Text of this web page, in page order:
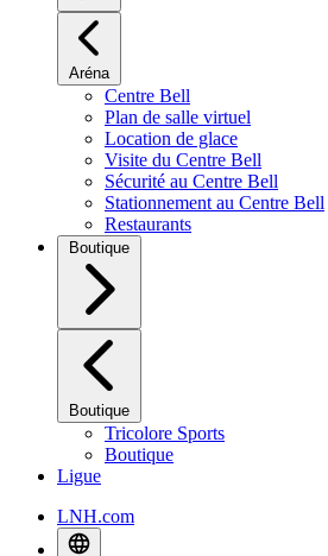
Aréna
Centre Bell
Plan de salle virtuel
Location de glace
Visite du Centre Bell
Sécurité au Centre Bell
Stationnement au Centre Bell
Restaurants
Boutique
Boutique
Tricolore Sports
Boutique
Ligue
LNH.com